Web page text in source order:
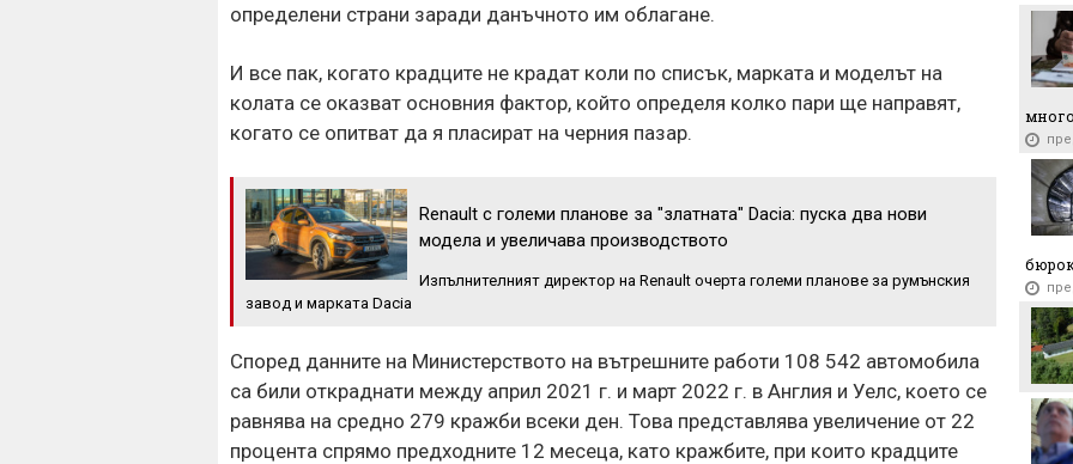
определени страни заради данъчното им облагане.
И все пак, когато крадците не крадат коли по списък, марката и моделът на
колата се оказват основния фактор, който определя колко пари ще направят,
когато се опитват да я пласират на черния пазар.
Renault с големи планове за "златната" Dacia: пуска два нови
модела и увеличава производството
Изпълнителният директор на Renault очерта големи планове за румънския
завод и марката Dacia
Според данните на Министерството на вътрешните работи 108 542 автомобила
са били откраднати между април 2021 г. и март 2022 г. в Англия и Уелс, което се
равнява на средно 279 кражби всеки ден. Това представлява увеличение от 22
процента спрямо предходните 12 месеца, като кражбите, при които крадците